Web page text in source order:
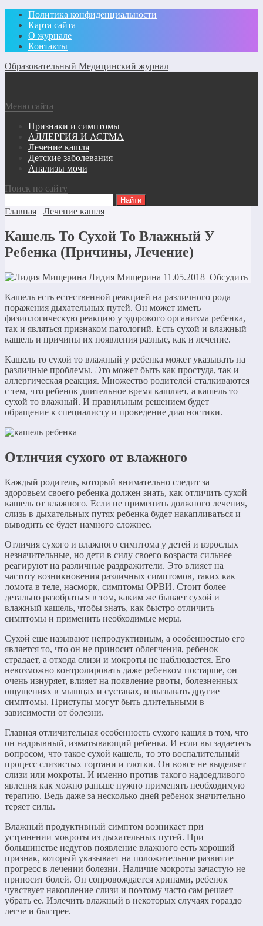
Политика конфиденциальности
Карта сайта
О журнале
Контакты
Образовательный Медицинский журнал
Меню сайта
Признаки и симптомы
АЛЛЕРГИЯ И АСТМА
Лечение кашля
Детские заболевания
Анализы мочи
Поиск по сайту
Главная Лечение кашля
Кашель То Сухой То Влажный У
Ребенка (Причины, Лечение)
Лидия Мищерина 11.05.2018 Обсудить
Кашель есть естественной реакцией на различного рода
поражения дыхательных путей. Он может иметь
физиологическую реакцию у здорового организма ребенка,
так и являться признаком патологий. Есть сухой и влажный
кашель и причины их появления разные, как и лечение.
Кашель то сухой то влажный у ребенка может указывать на
различные проблемы. Это может быть как простуда, так и
аллергическая реакция. Множество родителей сталкиваются
с тем, что ребенок длительное время кашляет, а кашель то
сухой то влажный. И правильным решением будет
обращение к специалисту и проведение диагностики.
Отличия сухого от влажного
Каждый родитель, который внимательно следит за
здоровьем своего ребенка должен знать, как отличить сухой
кашель от влажного. Если не применить должного лечения,
слизь в дыхательных путях ребенка будет накапливаться и
выводить ее будет намного сложнее.
Отличия сухого и влажного симптома у детей и взрослых
незначительные, но дети в силу своего возраста сильнее
реагируют на различные раздражители. Это влияет на
частоту возникновения различных симптомов, таких как
ломота в теле, насморк, симптомы ОРВИ. Стоит более
детально разобраться в том, каким же бывает сухой и
влажный кашель, чтобы знать, как быстро отличить
симптомы и применить необходимые меры.
Сухой еще называют непродуктивным, а особенностью его
является то, что он не приносит облегчения, ребенок
страдает, а отхода слизи и мокроты не наблюдается. Его
невозможно контролировать даже ребенком постарше, он
очень изнуряет, влияет на появление рвоты, болезненных
ощущениях в мышцах и суставах, и вызывать другие
симптомы. Приступы могут быть длительными в
зависимости от болезни.
Главная отличительная особенность сухого кашля в том, что
он надрывный, изматывающий ребенка. И если вы задаетесь
вопросом, что такое сухой кашель, то это воспалительный
процесс слизистых гортани и глотки. Он вовсе не выделяет
слизи или мокроты. И именно против такого надоедливого
явления как можно раньше нужно применять необходимую
терапию. Ведь даже за несколько дней ребенок значительно
теряет силы.
Влажный продуктивный симптом возникает при
устранении мокроты из дыхательных путей. При
большинстве недугов появление влажного есть хороший
признак, который указывает на положительное развитие
прогресс в лечении болезни. Наличие мокроты зачастую не
приносит болей. Он сопровождается хрипами, ребенок
чувствует накопление слизи и поэтому часто сам решает
убрать ее. Излечить влажный в некоторых случаях гораздо
легче и быстрее.